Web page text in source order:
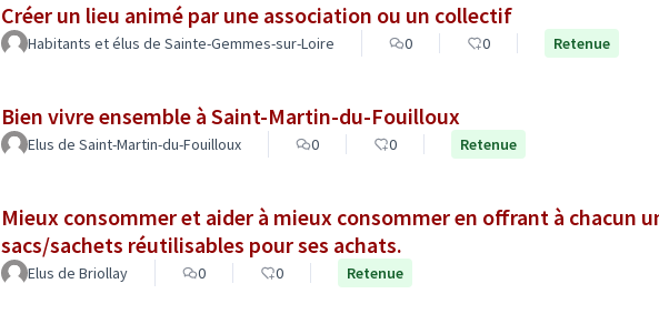
Créer un lieu animé par une association ou un collectif
Habitants et élus de Sainte-Gemmes-sur-Loire 0 0 Retenue
Bien vivre ensemble à Saint-Martin-du-Fouilloux
Elus de Saint-Martin-du-Fouilloux 0 0 Retenue
Mieux consommer et aider à mieux consommer en offrant à chacun
sacs/sachets réutilisables pour ses achats.
Elus de Briollay 0 0 Retenue